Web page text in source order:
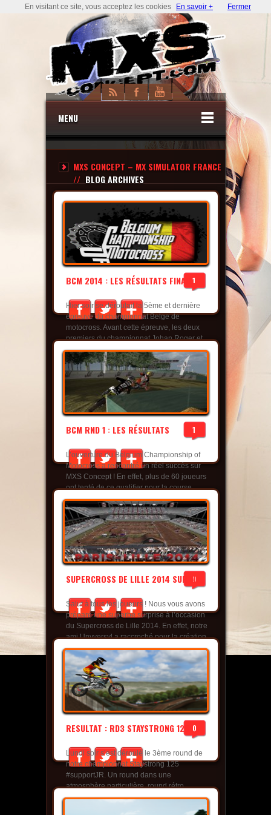
MENU
MXS CONCEPT – MX SIMULATOR FRANCE
// BLOG ARCHIVES
1
BCM 2014 : LES RÉSULTATS FINAU...
Hier soir se déroulait la 5ème et dernière
épreuve du championnat Belge de
motocross. Avant cette épreuve, les deux
premiers du championnat Johan Roger et
Morgan Marlet se tenaient à 3 petits points
d’écart. Autant dire que la pression fut à
son comble. Morgan Marlet avait refait son
écart mais il en seconde manche il termine
juste derrière J...
read more
1
BCM RND 1 : LES RÉSULTATS
L’ouverture du Belgium Championship of
Motocross a rencontré un réel succès sur
MXS Concept ! En effet, plus de 60 joueurs
ont tenté de ce qualifier pour la course.
Seuls 30 joueurs devaient avoir la
possibilité de se qualifier, mais devant le
nombre d’inscrits nous avons décidé de
modifier notre programme pour offrir 50
places derrière...
read more
0
SUPERCROSS DE LILLE 2014 SUR M...
Salut à tous les joueurs ! Nous vous avons
préparé une superbe surprise à l’occasion
du Supercross de Lille 2014. En effet, notre
ami Unyversyl a raccroché pour la création
des mythiques circuits de Paris-Bercy.
C’est donc Nico Millot qui a repris le
flambeau pour vous offrir cette épreuve qui
se déroulera pour la première fois à Lille,...
read more
0
RESULTAT : RD3 STAYSTRONG 125 ...
Lundi soir s’est déroulé le 3ème round de
notre championnat Staystrong 125
#supportJR. Un round dans une
atmosphère particulière, round rétro
oblige.. Merci à tous ceux d’entre vous qui
ont joué avec des motos et tenues vintages
En visitant ce site, vous acceptez les cookies En savoir + Fermer